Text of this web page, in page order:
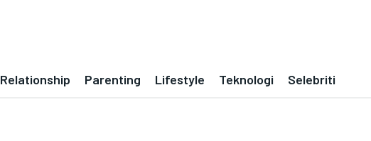
Relationship Parenting Lifestyle Teknologi Selebriti